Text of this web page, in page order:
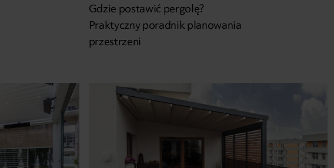
Gdzie postawić pergolę?
Praktyczny poradnik planowania
przestrzeni